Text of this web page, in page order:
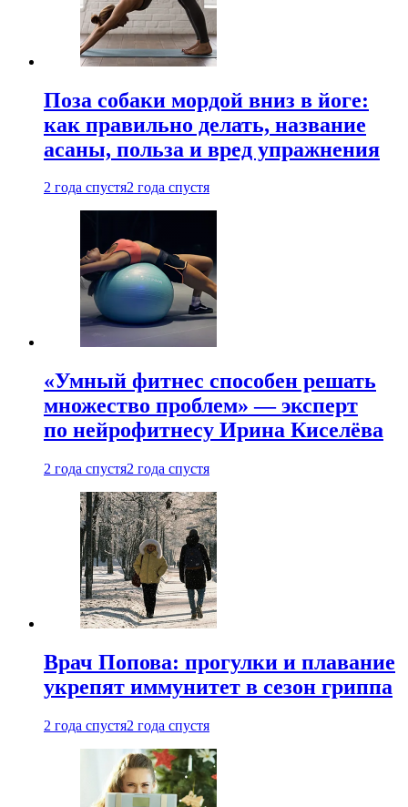
Поза собаки мордой вниз в йоге:
как правильно делать, название
асаны, польза и вред упражнения
2 года спустя2 года спустя
«Умный фитнес способен решать
множество проблем» — эксперт
по нейрофитнесу Ирина Киселёва
2 года спустя2 года спустя
Врач Попова: прогулки и плавание
укрепят иммунитет в сезон гриппа
2 года спустя2 года спустя